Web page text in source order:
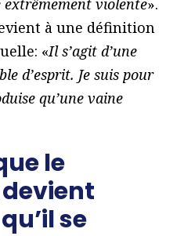
extrêmement violente».
à une définition
«Il s’agit d’une
d’esprit. Je suis pour
qu’une vaine
le
se